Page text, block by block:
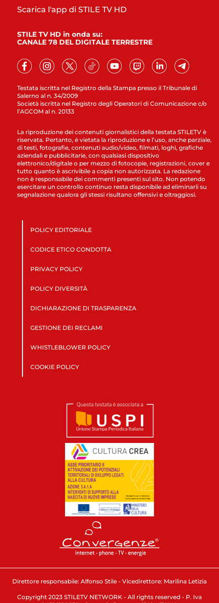
Testata iscritta nel Registro della Stampa presso il Tribunale di
Salerno al n. 34/2009
Società iscritta nel Registro degli Operatori di Comunicazione c/o
l’AGCOM al n. 20133
Scarica l'app di STILE TV HD
STILE TV HD in onda su:
CANALE 78 DEL DIGITALE TERRESTRE
La riproduzione dei contenuti giornalistici della testata STILETV è
riservata. Pertanto, è vietata la riproduzione e l’uso, anche parziale,
di testi, fotografie, contenuti audio/video, filmati, loghi, grafiche
aziendali e pubblicitarie, con qualsiasi dispositivo
elettronico/digitale o per mezzo di fotocopie, registrazioni, cover e
tutto quanto è ascrivibile a copia non autorizzata. La redazione
non è responsabile dei commenti presenti sul sito. Non potendo
esercitare un controllo continuo resta disponibile ad eliminarli su
segnalazione qualora gli stessi risultano offensivi e oltraggiosi.
POLICY EDITORIALE
CODICE ETICO CONDOTTA
PRIVACY POLICY
POLICY DIVERSITÀ
DICHIARAZIONE DI TRASPARENZA
GESTIONE DEI RECLAMI
WHISTLEBLOWER POLICY
COOKIE POLICY
Direttore responsabile: Alfonso Stile - Vicedirettore: Marilina Letizia
Copyright 2023 STILETV NETWORK - All rights reserved - P. Iva